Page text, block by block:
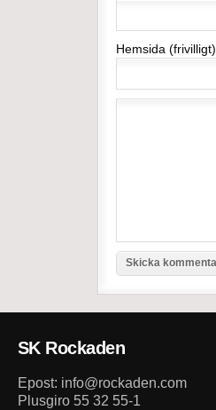
Hemsida (frivilligt)
SK Rockaden
Epost: info@rockaden.com
Plusgiro 55 32 55-1